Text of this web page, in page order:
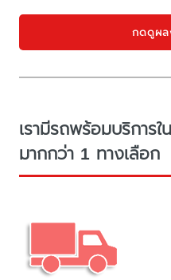
กดดูผล
เรามีรถพร้อมบริการ
มากกว่า 1 ทางเลือก